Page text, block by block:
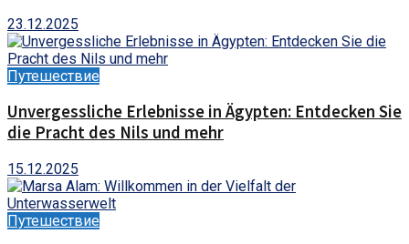
23.12.2025
Путешествие
Unvergessliche Erlebnisse in Ägypten: Entdecken Sie
die Pracht des Nils und mehr
15.12.2025
Путешествие